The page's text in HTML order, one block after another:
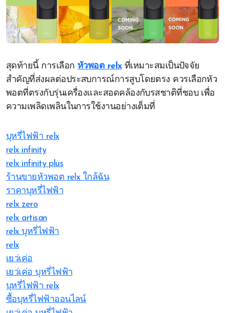
สุดท้ายนี้ การเลือก หัวพอต relxที่เหมาะสมเป็นปัจจัย
สำคัญที่ส่งผลต่อประสบการณ์การสูบโดยตรง ควรเลือกหัว
พอตที่ตรงกับรุ่นเครื่องและสอดคล้องกับรสชาติที่ชอบ เพื่อ
ความเพลิดเพลินในการใช้งานอย่างเต็มที่
บุหรี่ไฟฟ้า relx
relx infinity
relx infinity plus
ร้านขายหัวพอต relx ใกล้ฉัน
ราคาบุหรี่ไฟฟ้า
relx zero
relx artisan
relx บุหรี่ไฟฟ้า
relx
เยว่เค่อ
เยว่เค่อ บุหรี่ไฟฟ้า
บุหรี่ไฟฟ้า relx
ซื้อบุหรี่ไฟฟ้าออนไลน์